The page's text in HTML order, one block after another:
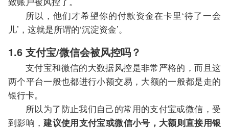
所以，他们才希望你的付款资金在卡里‘待了一会
儿’，这就是所谓的‘沉淀资金’。
1.6 支付宝/微信会被风控吗？
支付宝和微信的大数据风控是非常严格的，而且这
两个平台一般也都进行小额交易，大额的一般都是走的
银行卡。
所以为了防止我们自己的常用的支付宝或微信，受
到影响，建议使用支付宝或微信小号，大额则直接用银